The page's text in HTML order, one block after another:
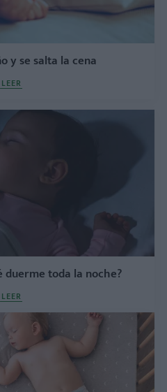
y se salta la cena
LEER
duerme toda la noche?
LEER